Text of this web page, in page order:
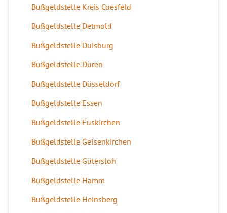
Bußgeldstelle Kreis Coesfeld
Bußgeldstelle Detmold
Bußgeldstelle Duisburg
Bußgeldstelle Düren
Bußgeldstelle Düsseldorf
Bußgeldstelle Essen
Bußgeldstelle Euskirchen
Bußgeldstelle Gelsenkirchen
Bußgeldstelle Gütersloh
Bußgeldstelle Hamm
Bußgeldstelle Heinsberg